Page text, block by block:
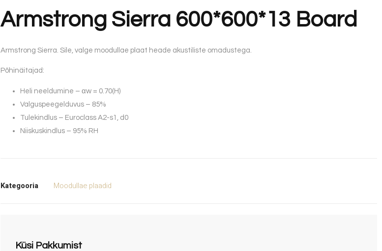
Armstrong Sierra 600*600*13 Board
Armstrong Sierra. Sile, valge moodullae plaat heade akustiliste omadustega.
Põhinäitajad:
Heli neeldumine – αw = 0.70(H)
Valguspeegelduvus – 85%
Tulekindlus – Euroclass A2-s1, d0
Niiskuskindlus – 95% RH
Kategooria Moodullae plaadid
Küsi Pakkumist